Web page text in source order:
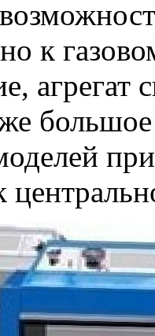
к
агрегат